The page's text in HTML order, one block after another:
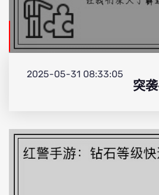
2025-05-31 08:33:05
突